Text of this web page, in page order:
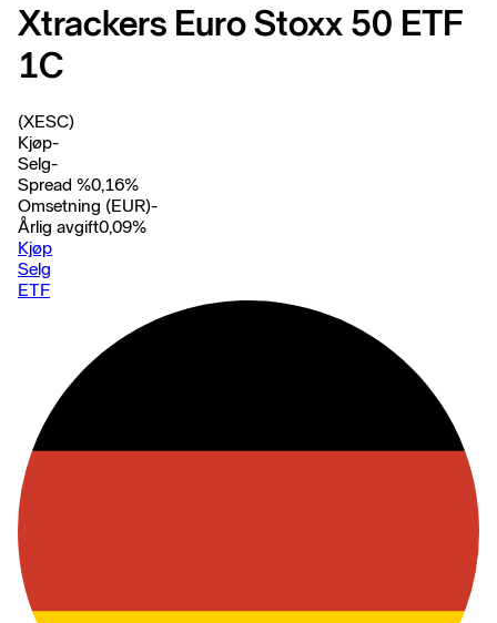
Xtrackers Euro Stoxx 50 ETF
1C
(XESC)
Kjøp-
Selg-
Spread %0,16%
Omsetning (EUR)-
Årlig avgift0,09%
Kjøp
Selg
ETF